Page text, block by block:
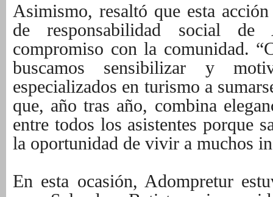
Asimismo, resaltó que esta
de responsabilidad social
compromiso con la comunidad.
buscamos sensibilizar y
especializados en turismo a
que, año tras año, combina
entre todos los asistentes porque
la oportunidad de vivir a muchos
En esta ocasión, Adompretur